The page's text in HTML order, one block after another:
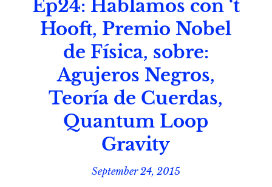
Ep24: Hablamos con ‘t
Hooft, Premio Nobel
de Física, sobre:
Agujeros Negros,
Teoría de Cuerdas,
Quantum Loop
Gravity
September 24, 2015